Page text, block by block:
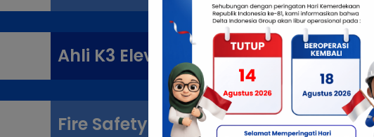
Ahli K3 Elevator & Eskalator
Fire Safety Manager